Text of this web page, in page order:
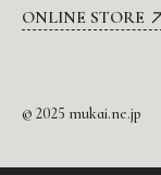
ONLINE STORE
© 2025 mukai.ne.jp